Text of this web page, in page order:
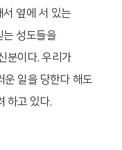
서 옆에 서 있는
는 성도들을
분이다. 우리가
운 일을 당한다 해도
하고 있다.